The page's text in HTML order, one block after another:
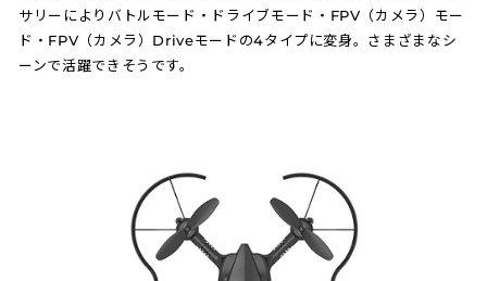
サリーによりバトルモード・ドライブモード・FPV（カメラ）モー
ド・FPV（カメラ）Driveモードの4タイプに変身。さまざまなシ
ーンで活躍できそうです。